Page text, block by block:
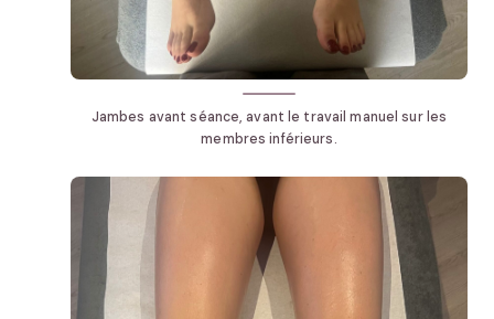
Jambes avant séance, avant le travail manuel sur les
membres inférieurs.